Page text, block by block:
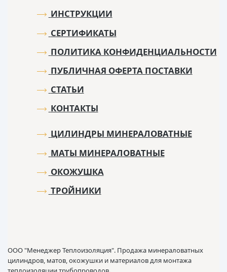
ИНСТРУКЦИИ
СЕРТИФИКАТЫ
ПОЛИТИКА КОНФИДЕНЦИАЛЬНОСТИ
ПУБЛИЧНАЯ ОФЕРТА ПОСТАВКИ
СТАТЬИ
КОНТАКТЫ
ЦИЛИНДРЫ МИНЕРАЛОВАТНЫЕ
МАТЫ МИНЕРАЛОВАТНЫЕ
ОКОЖУШКА
ТРОЙНИКИ
ООО "Менеджер Теплоизоляция". Продажа минераловатных
цилиндров, матов, окожушки и материалов для монтажа